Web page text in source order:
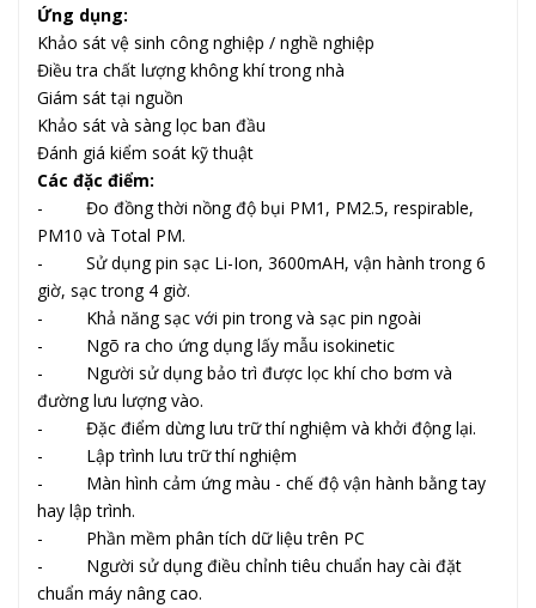
Ứng dụng:
Khảo sát vệ sinh công nghiệp / nghề nghiệp
Điều tra chất lượng không khí trong nhà
Giám sát tại nguồn
Khảo sát và sàng lọc ban đầu
Đánh giá kiểm soát kỹ thuật
Các đặc điểm:
- Đo đồng thời nồng độ bụi PM1, PM2.5, respirable,
PM10 và Total PM.
- Sử dụng pin sạc Li-Ion, 3600mAH, vận hành trong 6
giờ, sạc trong 4 giờ.
- Khả năng sạc với pin trong và sạc pin ngoài
- Ngõ ra cho ứng dụng lấy mẫu isokinetic
- Người sử dụng bảo trì được lọc khí cho bơm và
đường lưu lượng vào.
- Đặc điểm dừng lưu trữ thí nghiệm và khởi động lại.
- Lập trình lưu trữ thí nghiệm
- Màn hình cảm ứng màu - chế độ vận hành bằng tay
hay lập trình.
- Phần mềm phân tích dữ liệu trên PC
- Người sử dụng điều chỉnh tiêu chuẩn hay cài đặt
chuẩn máy nâng cao.